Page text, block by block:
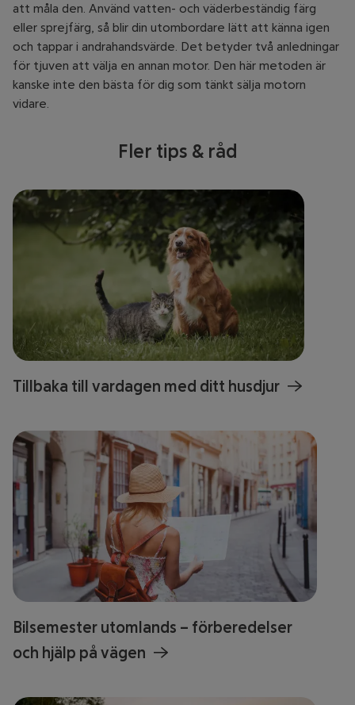
att måla den. Använd vatten- och väderbeständig färg
eller sprejfärg, så blir din utombordare lätt att känna igen
och tappar i andrahandsvärde. Det betyder två anledningar
för tjuven att välja en annan motor. Den här metoden är
kanske inte den bästa för dig som tänkt sälja motorn
vidare.
Fler tips & råd
Tillbaka till vardagen med ditt husdjur
Bilsemester utomlands – förberedelser
och hjälp på vägen